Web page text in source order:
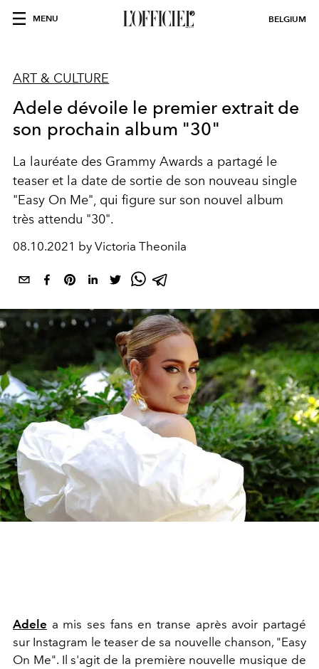
MENU BELGIUM
ART & CULTURE
Adele dévoile le premier extrait de
son prochain album "30"
La lauréate des Grammy Awards a partagé le
teaser et la date de sortie de son nouveau single
"Easy On Me", qui figure sur son nouvel album
très attendu "30".
08.10.2021 by Victoria Theonila
Adele a mis ses fans en transe après avoir partagé
sur Instagram le teaser de sa nouvelle chanson, "Easy
On Me". Il s'agit de la première nouvelle musique de